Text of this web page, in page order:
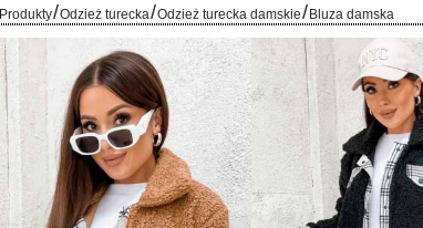
Produkty/Odzież turecka/Odzież turecka damskie/ Bluza damska